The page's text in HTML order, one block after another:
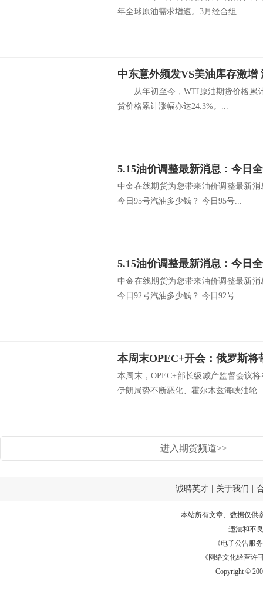
年全球原油需求增速。3月经合组...
中东意外频发VS美油库存激增
从年初至今，WTI原油期货价格累
货价格累计涨幅亦达24.3%。...
中金在线期货为您带来油价调整最新
今日95号汽油多少钱？ 今日95号...
中金在线期货为您带来油价调整最新
今日92号汽油多少钱？ 今日92号...
本周末OPEC+开会：俄罗斯将
本周末，OPEC+部长级减产监督会议
伊朗局势不断恶化、霍尔木兹海峡油轮
进入期货频道>>
诚聘英才 关于我们
本站所有文章、数据仅供
违法和不
《电子公告服务
《网络文化经营许
Copyright ©